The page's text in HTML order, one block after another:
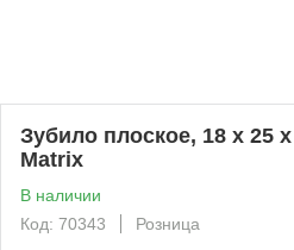
Зубило плоское, 18 х 25
Matrix
В наличии
Код: 70343
Розница